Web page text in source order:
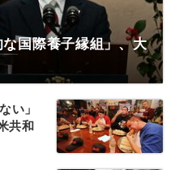
国際養子縁組」、大
い」
共和